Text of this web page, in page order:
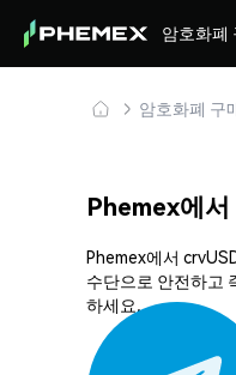
암호화폐
암호화폐 구
Phemex에
Phemex에서
수단으로 안전하고
하세요.